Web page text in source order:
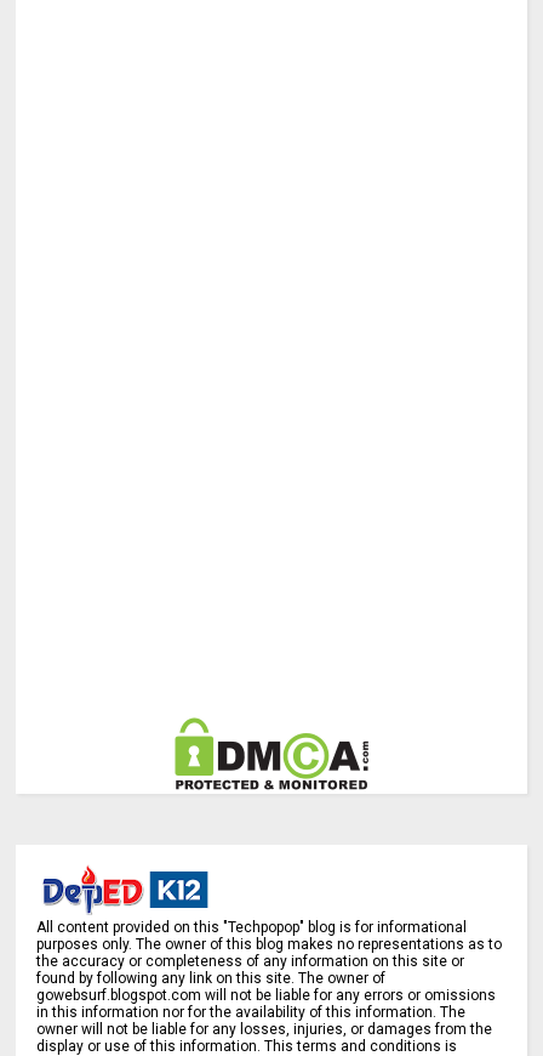
All content provided on this "Techpopop" blog is for informational
purposes only. The owner of this blog makes no representations as to
the accuracy or completeness of any information on this site or
found by following any link on this site. The owner of
gowebsurf.blogspot.com will not be liable for any errors or omissions
in this information nor for the availability of this information. The
owner will not be liable for any losses, injuries, or damages from the
display or use of this information. This terms and conditions is